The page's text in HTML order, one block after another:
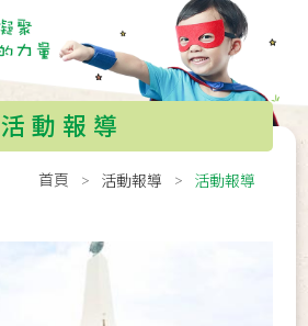
活動報導
首頁 活動報導 活動報導